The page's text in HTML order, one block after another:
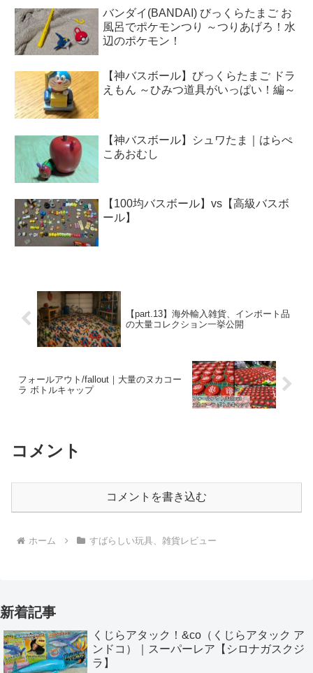
バンダイ(BANDAI) びっくらたまご お
風呂でポケモンつり ～つりあげろ！水
辺のポケモン！
【神バスボール】びっくらたまご ドラ
えもん ～ひみつ道具がいっぱい！編～
【神バスボール】シュワたま｜はらぺ
こあおむし
【100均バスボール】vs【高級バスボ
ール】
【part.13】海外輸入雑貨、インポート品
の大量コレクション一挙公開
フォールアウト/fallout｜大量のヌカコー
ラ ボトルキャップ
コメント
コメントを書き込む
ホーム すばらしい玩具、雑貨レビュー
新着記事
くじらアタック！&co（くじらアタック ア
ンドコ）｜スーパーレア【シロナガスクジ
ラ】